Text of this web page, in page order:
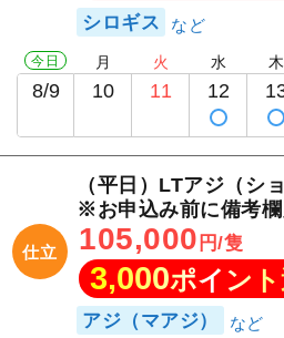
シロギス
今日
8/9
月
10
火
11
水
12
木
仕立
（平日）LTアジ（シ
※お申込み前に備考
105,000 円/隻
3,000ポイン
アジ（マアジ）